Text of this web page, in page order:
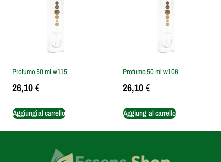
Profumo 50 ml w115
26,10€
Aggiungi al carrello
Profumo 50 ml w106
26,10€
Aggiungi al carrello